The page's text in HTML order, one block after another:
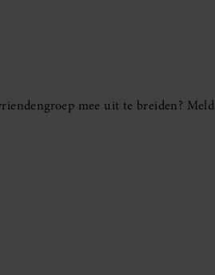
mee uit te breiden? Meld